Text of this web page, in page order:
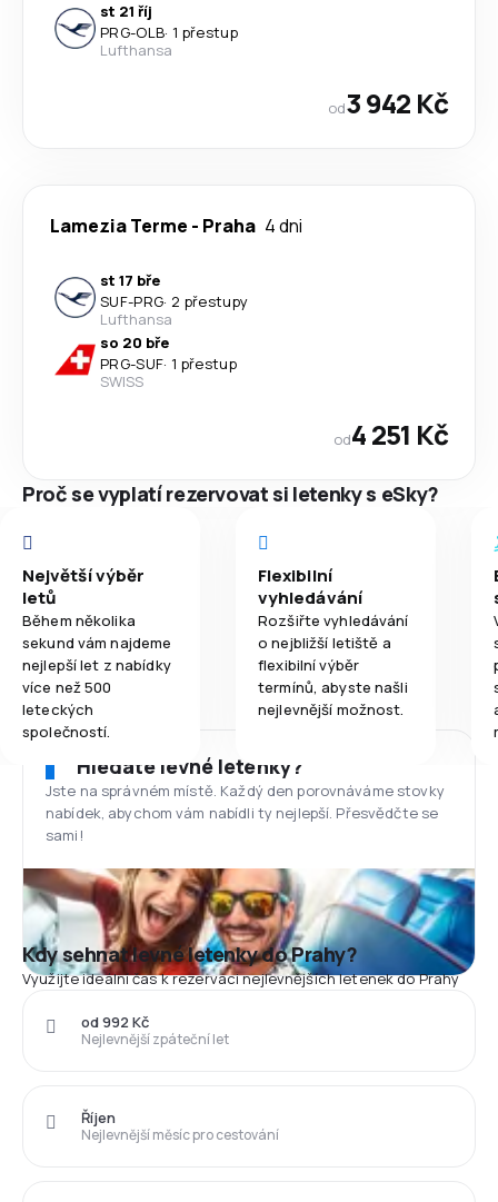
st 21 říj
PRG-OLB· 1 přestup
Lufthansa
od3 942 Kč
Lamezia Terme - Praha 4 dni
st 17 bře
SUF-PRG· 2 přestupy
Lufthansa
so 20 bře
PRG-SUF· 1 přestup
SWISS
od4 251 Kč
Proč se vyplatí rezervovat si letenky s eSky?
Největší výběr
letů
Během několika
sekund vám najdeme
nejlepší let z nabídky
více než 500
leteckých
společností.
Flexibilní
vyhledávání
Rozšiřte vyhledávání
o nejbližší letiště a
flexibilní výběr
termínů, abyste našli
nejlevnější možnost.
Hledáte levné letenky?
Jste na správném místě. Každý den porovnáváme stovky
nabídek, abychom vám nabídli ty nejlepší. Přesvědčte se
sami!
Kdy sehnat levné letenky do Prahy?
Využijte ideální čas k rezervaci nejlevnějších letenek do Prahy
Nejlevnější zpáteční let
od 992 Kč
Nejlevnější měsíc pro cestování
Říjen